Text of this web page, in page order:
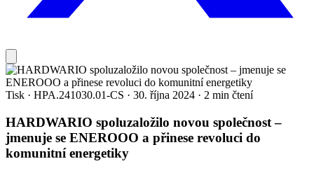
Tisk · HPA.241030.01-CS · 30. října 2024 · 2 min čtení
HARDWARIO spoluzaložilo novou společnost –
jmenuje se ENEROOO a přinese revoluci do
komunitní energetiky